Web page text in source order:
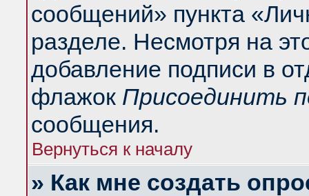
сообщений» пункта
разделе. Несмотря на
добавление подписи в
флажок Присоединить
сообщения.
Вернуться к началу
» Как мне создать